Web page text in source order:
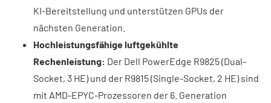
KI-Bereitstellung und unterstützen GPUs der
nächsten Generation.
Hochleistungsfähige luftgekühlte
Rechenleistung: Der Dell PowerEdge R9825 (Dual-
Socket, 3 HE) und der R9815 (Single-Socket, 2 HE) sind
mit AMD-EPYC-Prozessoren der 6. Generation